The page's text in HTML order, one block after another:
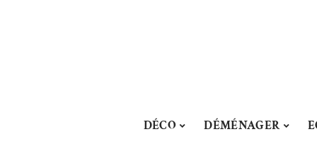
DÉCO DÉMÉNAGER